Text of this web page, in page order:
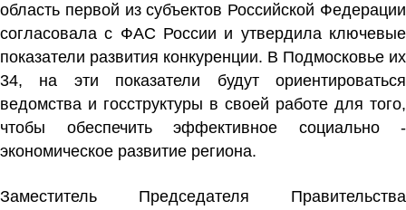
область первой из субъектов Российской Федерации
согласовала с ФАС России и утвердила ключевые
показатели развития конкуренции. В Подмосковье их
34, на эти показатели будут ориентироваться
ведомства и госструктуры в своей работе для того,
чтобы обеспечить эффективное социально -
экономическое развитие региона.
Заместитель Председателя Правительства